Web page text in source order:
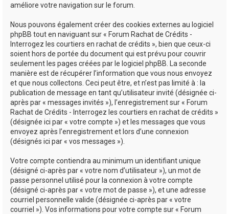
améliore votre navigation sur le forum.
Nous pouvons également créer des cookies externes au logiciel
phpBB tout en naviguant sur « Forum Rachat de Crédits -
Interrogez les courtiers en rachat de crédits », bien que ceux-ci
soient hors de portée du document qui est prévu pour couvrir
seulement les pages créées par le logiciel phpBB. La seconde
manière est de récupérer l’information que vous nous envoyez
et que nous collectons. Ceci peut être, et n’est pas limité à : la
publication de message en tant qu’utilisateur invité (désignée ci-
après par « messages invités »), l’enregistrement sur « Forum
Rachat de Crédits - Interrogez les courtiers en rachat de crédits »
(désignée ici par « votre compte ») et les messages que vous
envoyez après l’enregistrement et lors d’une connexion
(désignés ici par « vos messages »).
Votre compte contiendra au minimum un identifiant unique
(désigné ci-après par « votre nom d’utilisateur »), un mot de
passe personnel utilisé pour la connexion à votre compte
(désigné ci-après par « votre mot de passe »), et une adresse
courriel personnelle valide (désignée ci-après par « votre
courriel »). Vos informations pour votre compte sur « Forum